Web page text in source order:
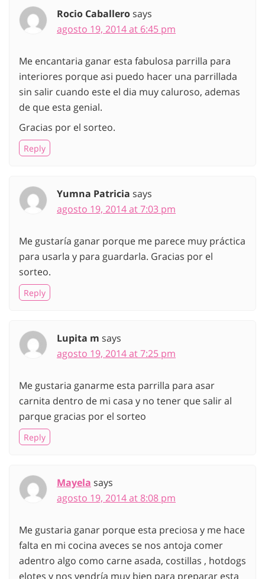
Rocio Caballerosays
agosto 19, 2014 at 6:45 pm
Me encantaria ganar esta fabulosa parrilla para
interiores porque asi puedo hacer una parrillada
sin salir cuando este el dia muy caluroso, ademas
de que esta genial.
Gracias por el sorteo.
Reply
Yumna Patricia says
agosto 19, 2014 at 7:03 pm
Me gustaría ganar porque me parece muy práctica
para usarla y para guardarla. Gracias por el
sorteo.
Reply
Lupita m says
agosto 19, 2014 at 7:25 pm
Me gustaria ganarme esta parrilla para asar
carnita dentro de mi casa y no tener que salir al
parque gracias por el sorteo
Reply
Mayela says
agosto 19, 2014 at 8:08 pm
Me gustaria ganar porque esta preciosa y me hace
falta en mi cocina aveces se nos antoja comer
adentro algo como carne asada, costillas , hotdogs
elotes y nos vendría muy bien para preparar esta